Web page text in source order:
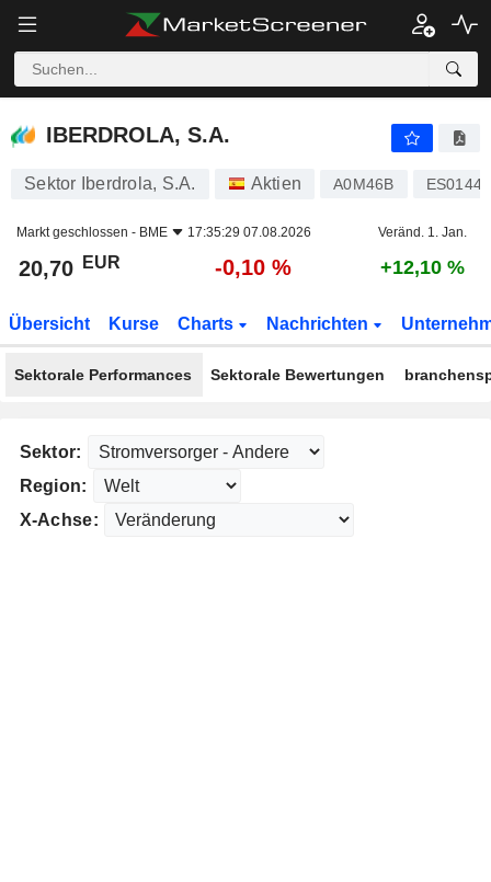
IBERDROLA, S.A.
IBERDROLA, S.A.
Sektor Iberdrola, S.A. Aktien A0M46B
Markt geschlossen - BME 17:35:29 07.08.2026 Veränd. 1. Jan.
20,70 EUR -0,10 % +12,10 %
Übersicht Kurse Charts Nachrichten
Sektorale Performances Sektorale Bewertungen
Sektor:
Region:
X-Achse: